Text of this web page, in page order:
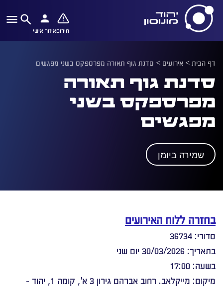
חירוםאיזור אישי
דף הבית> אירועים > סדנת גוף תאורה מפרספקס בשני מפגשים
סדנת גוף תאורה
מפרספקס בשני
מפגשים
שמירה ביומן
בחזרה ללוח האירועים
סדורי: 36734
בתאריך: 30/03/2026 יום שני
בשעה: 17:00
מיקום: מייקלאב. רחוב אברהם גירון 3 א', קומה 1, יהוד -